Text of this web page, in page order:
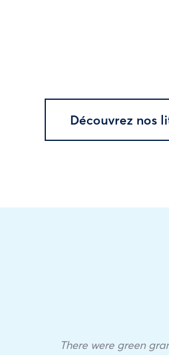
Découvrez nos
There were green